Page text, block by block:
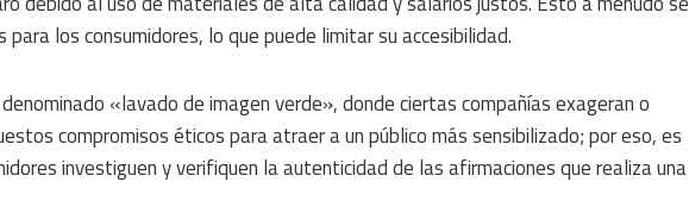
los consumidores, lo que puede limitar su accesibilidad.
«lavado de imagen verde», donde ciertas compañías exageran o
compromisos éticos para atraer a un público más sensibilizado; por eso, es
investiguen y verifiquen la autenticidad de las afirmaciones que realiza una